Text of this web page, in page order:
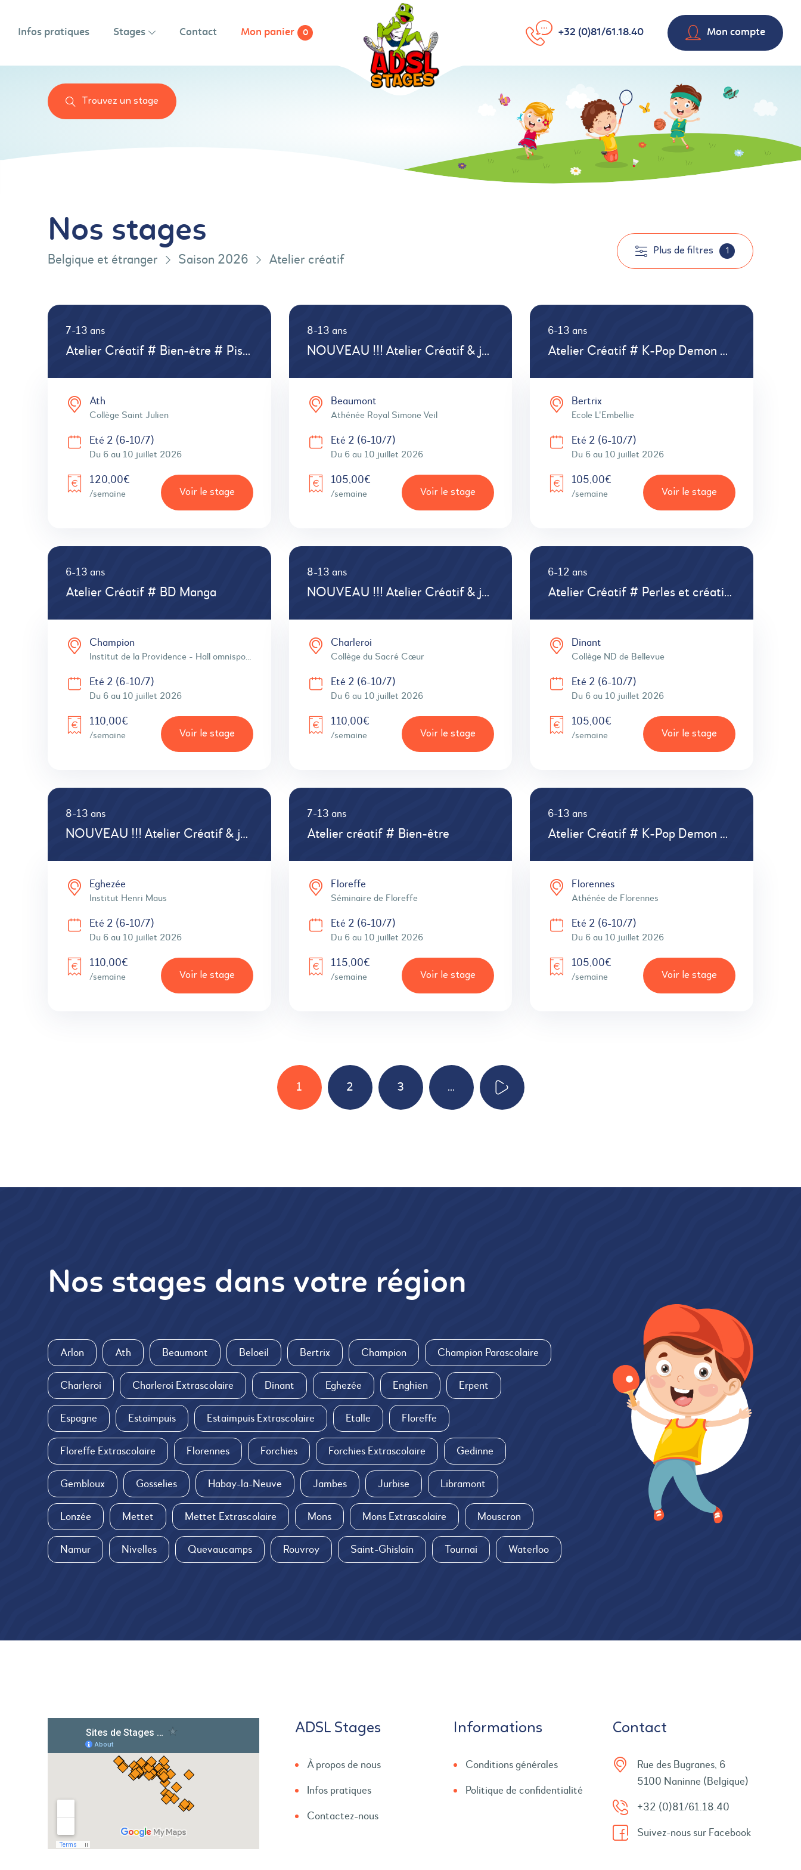
Trouvez un stage
Infos pratiques Stages Contact Mon panier 0 +32 (0)81/61.18.40 Mon compte
Nos stages
Belgique et étranger Saison 2026 Atelier créatif
Plus de filtres 1
7-13 ans
Atelier Créatif # Bien-être # Piscine détente 1x
Ath
Collège Saint Julien
Eté 2 (6-10/7)
Du 6 au 10 juillet 2026
120,00€
/semaine Voir le stage
8-13 ans
NOUVEAU !!! Atelier Créatif & jeux de société # Immersion anglais # Défis # Créations
Beaumont
Athénée Royal Simone Veil
Eté 2 (6-10/7)
Du 6 au 10 juillet 2026
105,00€
/semaine Voir le stage
6-13 ans
Atelier Créatif # K-Pop Demon Hunter
Bertrix
Ecole L'Embellie
Eté 2 (6-10/7)
Du 6 au 10 juillet 2026
105,00€
/semaine Voir le stage
6-13 ans
Atelier Créatif # BD Manga
Champion
Institut de la Providence - Hall omnisports
Eté 2 (6-10/7)
Du 6 au 10 juillet 2026
110,00€
/semaine Voir le stage
8-13 ans
NOUVEAU !!! Atelier Créatif & jeux de société # Défis # Créations
Charleroi
Collège du Sacré Cœur
Eté 2 (6-10/7)
Du 6 au 10 juillet 2026
110,00€
/semaine Voir le stage
6-12 ans
Atelier Créatif # Perles et créations
Dinant
Collège ND de Bellevue
Eté 2 (6-10/7)
Du 6 au 10 juillet 2026
105,00€
/semaine Voir le stage
8-13 ans
NOUVEAU !!! Atelier Créatif & jeux de société # Défis # Créations
Eghezée
Institut Henri Maus
Eté 2 (6-10/7)
Du 6 au 10 juillet 2026
110,00€
/semaine Voir le stage
7-13 ans
Atelier créatif # Bien-être
Floreffe
Séminaire de Floreffe
Eté 2 (6-10/7)
Du 6 au 10 juillet 2026
115,00€
/semaine Voir le stage
6-13 ans
Atelier Créatif # K-Pop Demon Hunter
Florennes
Athénée de Florennes
Eté 2 (6-10/7)
Du 6 au 10 juillet 2026
105,00€
/semaine Voir le stage
1 2 3 ...
Nos stages dans votre région
Arlon Ath Beaumont Beloeil Bertrix Champion Champion Parascolaire
Charleroi Charleroi Extrascolaire Dinant Eghezée Enghien Erpent
Espagne Estaimpuis Estaimpuis Extrascolaire Etalle Floreffe
Floreffe Extrascolaire Florennes Forchies Forchies Extrascolaire Gedinne
Gembloux Gosselies Habay-la-Neuve Jambes Jurbise Libramont
Lonzée Mettet Mettet Extrascolaire Mons Mons Extrascolaire Mouscron
Namur Nivelles Quevaucamps Rouvroy Saint-Ghislain Tournai Waterloo
ADSL Stages
À propos de nous
Infos pratiques
Contactez-nous
Informations
Conditions générales
Politique de confidentialité
Contact
Rue des Bugranes, 6
5100 Naninne (Belgique)
+32 (0)81/61.18.40
Suivez-nous sur Facebook